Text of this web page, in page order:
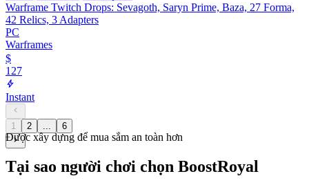
Warframe Twitch Drops: Sevagoth, Saryn Prime, Baza, 27 Forma,
42 Relics, 3 Adapters
PC
Warframes
$
127
Instant
1 2 ... 6
Được xây dựng để mua sắm an toàn hơn
Tại sao người chơi chọn BoostRoyal